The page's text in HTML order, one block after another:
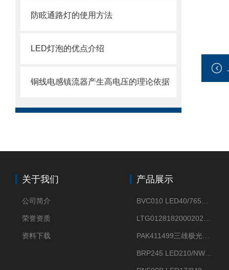
防眩通路灯的使用方法
LED灯泡的优点介绍
铜线电感镇流器产生高电压的理论依据
关于我们
公司简介
荣誉资质
资料下载
产品展示